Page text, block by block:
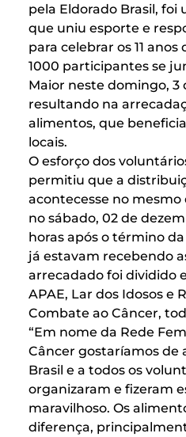
pela Eldorado Brasil,
que uniu esporte e
para celebrar os 11
1000 participantes se
Maior neste domingo, 3
resultando na
alimentos, que
locais.
O esforço dos
permitiu que a
acontecesse no mesmo
no sábado, 02 de
horas após o término
já estavam recebendo
arrecadado foi dividido
APAE, Lar dos Idosos e
Combate ao Câncer,
“Em nome da Rede
Câncer gostaríamos de
Brasil e a todos os
organizaram e fizeram
maravilhoso. Os
diferença,